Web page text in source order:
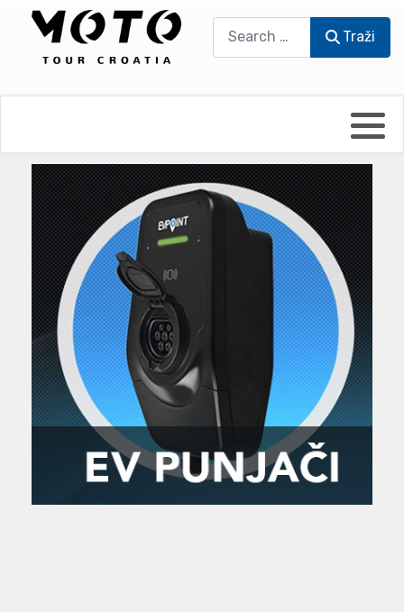
Traži
UmPaDrum
Moto servisi
Impressum
Damir Žerić - ELPASSO
Dario Dinter - Moto TOZ
Igor Kreč - UmPaDrum
Igor Kukec Brmbi
Slaven Gajdek
MTC - Moto Tour Croatia
Moto putopisi
Vikend vožnje
Zanimljivost
Najave i noviteti